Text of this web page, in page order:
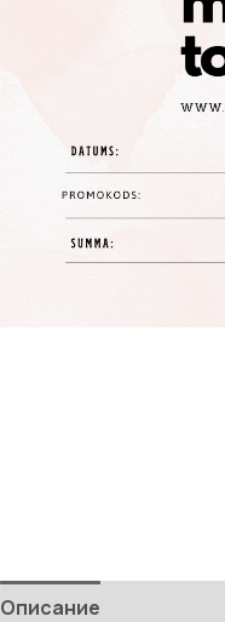
Описание